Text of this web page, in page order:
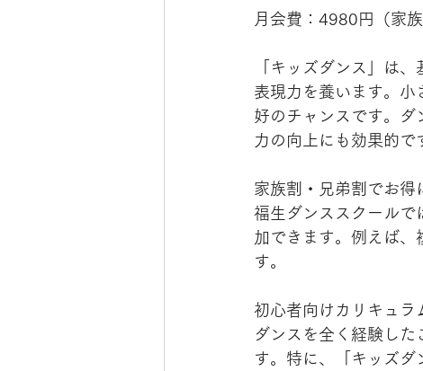
月会費：4980円（家
「キッズダンス」は
表現力を養います。小
好のチャンスです。ダ
力の向上にも効果的で
家族割・兄弟割でお得
福生ダンススクールで
加できます。例えば、
す。
初心者向けカリキュラ
ダンスを全く経験し
す。特に、「キッズ